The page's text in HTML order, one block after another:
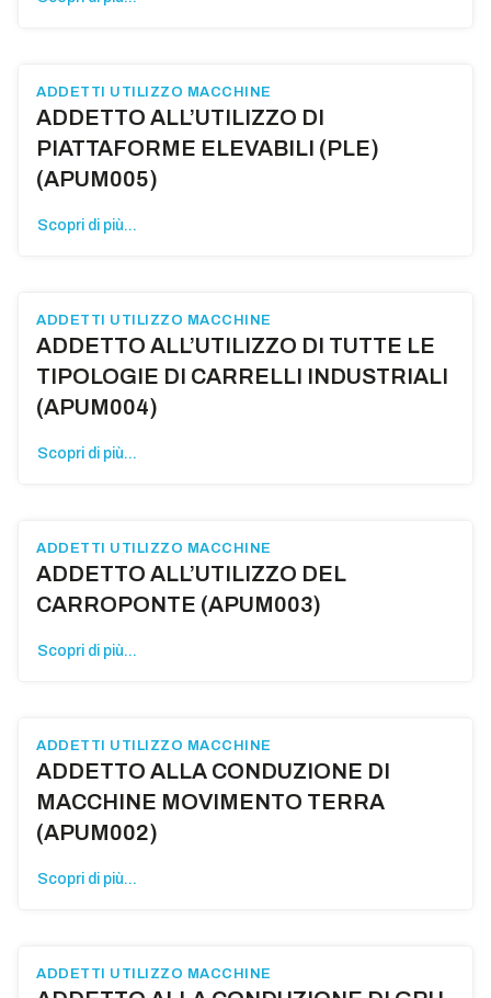
ADDETTI UTILIZZO MACCHINE
ADDETTO ALL’UTILIZZO DI
PIATTAFORME ELEVABILI (PLE)
(APUM005)
Scopri di più...
ADDETTI UTILIZZO MACCHINE
ADDETTO ALL’UTILIZZO DI TUTTE LE
TIPOLOGIE DI CARRELLI INDUSTRIALI
(APUM004)
Scopri di più...
ADDETTI UTILIZZO MACCHINE
ADDETTO ALL’UTILIZZO DEL
CARROPONTE (APUM003)
Scopri di più...
ADDETTI UTILIZZO MACCHINE
ADDETTO ALLA CONDUZIONE DI
MACCHINE MOVIMENTO TERRA
(APUM002)
Scopri di più...
ADDETTI UTILIZZO MACCHINE